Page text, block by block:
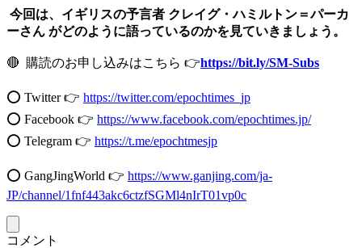
今回は、イギリスの予言者 クレイグ・ハミルトン＝パーカ
ーさん がどのように語っているのかを見ていきましょう。
🔴 購読のお申し込みはこちら 👉https://bit.ly/SM-Subs
⭕️ Twitter 👉 https://twitter.com/epochtimes_jp
⭕️ Facebook 👉 https://www.facebook.com/epochtimes.jp/
⭕️ Telegram 👉 https://t.me/epochtmesjp
⭕️ GangJingWorld 👉 https://www.ganjing.com/ja-
JP/channel/1fnf443akc6ctzfSGMl4nIrT01vp0c
コメント